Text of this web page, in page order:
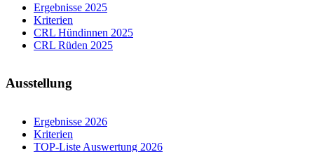
Ergebnisse 2025
Kriterien
CRL Hündinnen 2025
CRL Rüden 2025
Ausstellung
Ergebnisse 2026
Kriterien
TOP-Liste Auswertung 2026